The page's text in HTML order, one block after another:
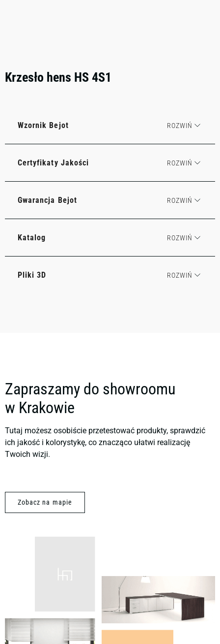
Krzesło hens HS 4S1
Wzornik Bejot
Certyfikaty Jakości
Gwarancja Bejot
Katalog
Pliki 3D
Zapraszamy do showroomu
w Krakowie
Tutaj możesz osobiście przetestować produkty, sprawdzić
ich jakość i kolorystykę, co znacząco ułatwi realizację
Twoich wizji.
Zobacz na mapie